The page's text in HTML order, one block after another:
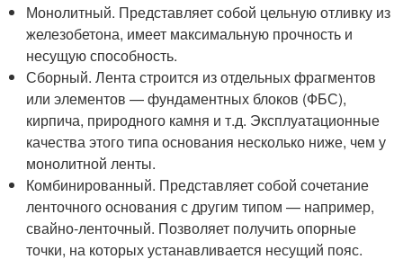
Монолитный. Представляет собой цельную отливку из
железобетона, имеет максимальную прочность и
несущую способность.
Сборный. Лента строится из отдельных фрагментов
или элементов — фундаментных блоков (ФБС),
кирпича, природного камня и т.д. Эксплуатационные
качества этого типа основания несколько ниже, чем у
монолитной ленты.
Комбинированный. Представляет собой сочетание
ленточного основания с другим типом — например,
свайно-ленточный. Позволяет получить опорные
точки, на которых устанавливается несущий пояс.